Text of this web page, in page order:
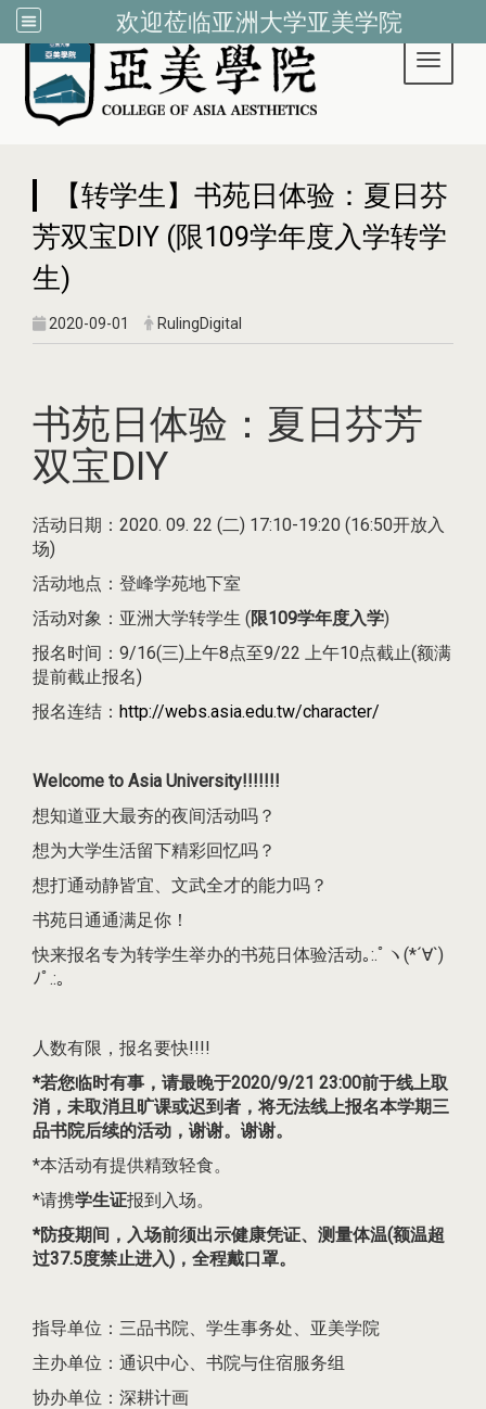
欢迎莅临亚洲大学亚美学院
Toggle
【转学生】书苑日体验：夏日芬
芳双宝DIY (限109学年度入学转学
生)
2020-09-01 RulingDigital
书苑日体验：夏日芬芳
双宝DIY
活动日期：2020. 09. 22 (二) 17:10-19:20 (16:50开放入
场)
活动地点：登峰学苑地下室
活动对象：亚洲大学转学生 (限109学年度入学)
报名时间：9/16(三)上午8点至9/22 上午10点截止(额满
提前截止报名)
报名连结： http://webs.asia.edu.tw/character/
Welcome to Asia University!!!!!!!
想知道亚大最夯的夜间活动吗？
想为大学生活留下精彩回忆吗？
想打通动静皆宜、文武全才的能力吗？
书苑日通通满足你！
快来报名专为转学生举办的书苑日体验活动｡:.ﾟヽ(*´∀`)
ﾉﾟ.:｡
人数有限，报名要快!!!!
*若您临时有事，请最晚于2020/9/21 23:00前于线上取
消， 未取消且旷课或迟到者，将无法线上报名本学期三
品书院后续的活动，谢谢。 谢谢。
*本活动有提供精致轻食。
*请携学生证报到入场。
*防疫期间，入场前须出示健康凭证、测量体温(额温超
过37.5度禁止进入)，全程戴口罩。
指导单位：三品书院、学生事务处、亚美学院
主办单位：通识中心、书院与住宿服务组
协办单位：深耕计画